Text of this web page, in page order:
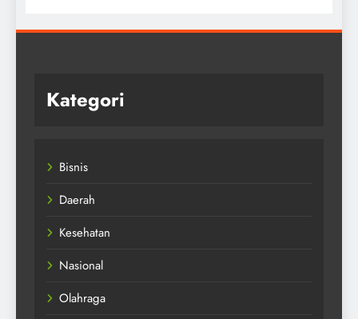
Kategori
Bisnis
Daerah
Kesehatan
Nasional
Olahraga